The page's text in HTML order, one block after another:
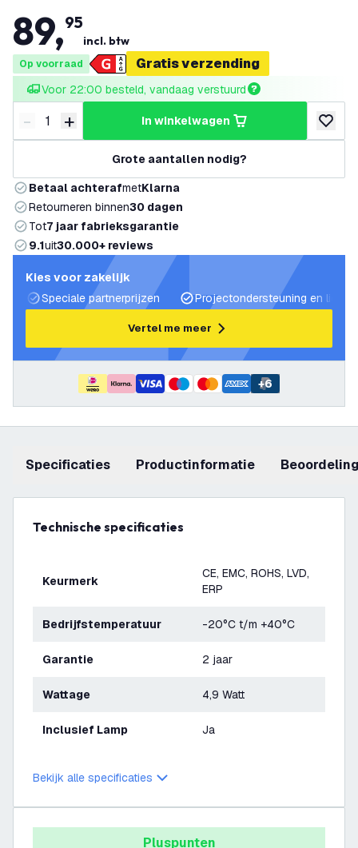
89,95
incl. btw
Op voorraad Gratis verzending
Voor 22:00 besteld, vandaag verstuurd
Verminder hoeveelheid
- Verhoog hoeveelheid
+ in winkelwagen
Grote aantallen nodig?
Betaal achterafmetKlarna
Retourneren binnen30 dagen
Tot7 jaar fabrieksgarantie
9.1uit30.000+ reviews
Kies voor zakelijk
Speciale partnerprijzen
Projectondersteuning en
Vertel me meer
+6
Specificaties productinformatie
Technische specificaties
Keurmerk
CE, EMC, ROHS, LVD,
ERP
Bedrijfstemperatuur -20°C t/m +40°C
Garantie 2 jaar
Wattage 4,9 Watt
Inclusief Lamp Ja
Bekijk alle specificaties
Pluspunten